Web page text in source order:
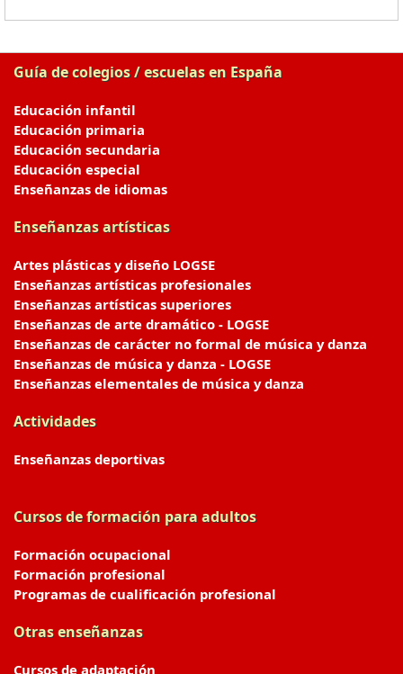
Guía de colegios / escuelas en España
Educación infantil
Educación primaria
Educación secundaria
Educación especial
Enseñanzas de idiomas
Enseñanzas artísticas
Artes plásticas y diseño LOGSE
Enseñanzas artísticas profesionales
Enseñanzas artísticas superiores
Enseñanzas de arte dramático - LOGSE
Enseñanzas de carácter no formal de música y danza
Enseñanzas de música y danza - LOGSE
Enseñanzas elementales de música y danza
Actividades
Enseñanzas deportivas
Cursos de formación para adultos
Formación ocupacional
Formación profesional
Programas de cualificación profesional
Otras enseñanzas
Cursos de adaptación